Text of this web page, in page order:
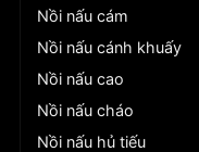
Nồi nấu cám
Nồi nấu cánh khuấy
Nồi nấu cao
Nồi nấu cháo
Nồi nấu hủ tiếu